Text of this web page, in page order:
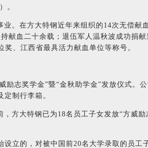
。
。在方大特钢近年来组织的14次无偿献
献血二十余载；退伍军人温秋波成功捐
、江西省最具活力献血单位等称号。
励志奖学金”暨“金秋助学金”发放仪式。
制行李箱。
方大特钢已为18名员工子女发放“方威
设立的，对被中国前20名大学录取的员